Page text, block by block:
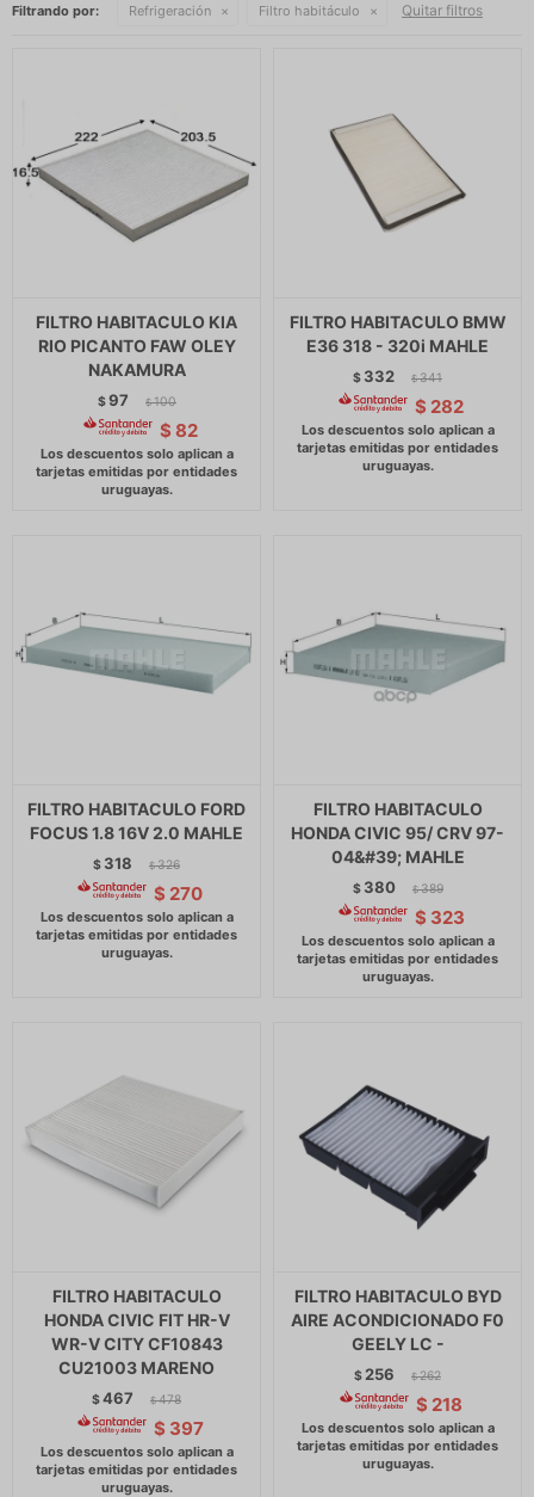
Filtrando por: Refrigeración Filtro habitáculo Quitar filtros
FILTRO HABITACULO KIA
RIO PICANTO FAW OLEY
NAKAMURA
$97 $ 100
$ 82
FILTRO HABITACULO BMW
E36 318 - 320i MAHLE
$ 332 $ 341
$ 282
FILTRO HABITACULO FORD
FOCUS 1.8 16V 2.0 MAHLE
$ 318 $ 326
$ 270
FILTRO HABITACULO
HONDA CIVIC 95/ CRV 97-
04&#39; MAHLE
$ 380 $ 389
$ 323
FILTRO HABITACULO
HONDA CIVIC FIT HR-V
WR-V CITY CF10843
CU21003 MARENO
$467 $ 478
$ 397
FILTRO HABITACULO BYD
AIRE ACONDICIONADO F0
GEELY LC -
$ 256 $ 262
$ 218